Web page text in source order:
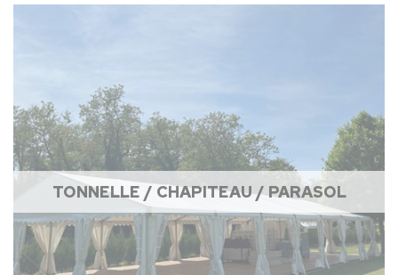
TONNELLE / CHAPITEAU / PARASOL